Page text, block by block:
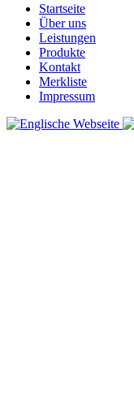
Startseite
Über uns
Leistungen
Produkte
Kontakt
Merkliste
Impressum